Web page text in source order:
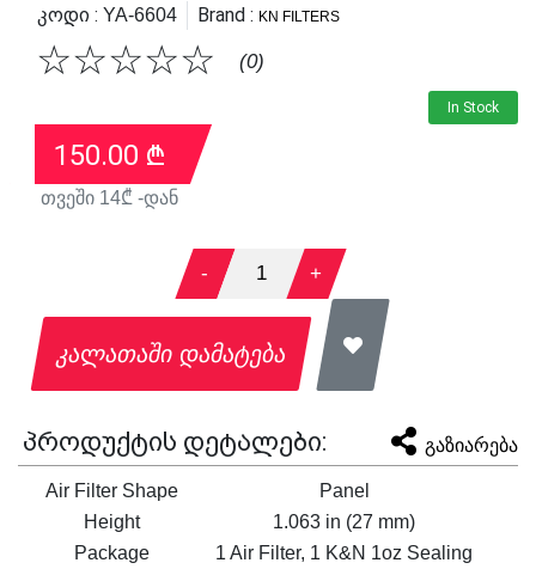
Კოდი : YA-6604 Brand : KN FILTERS
☆
☆
☆
☆
☆ (0)
In Stock
150.00 ₾
თვეში 14₾ -დან
- 1 +
კალათაში დამატება
პროდუქტის დეტალები: გაზიარება
Air Filter Shape
Panel
Height
1.063 in (27 mm)
Package
1 Air Filter, 1 K&N 1oz Sealing